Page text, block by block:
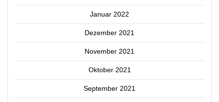
Januar 2022
Dezember 2021
November 2021
Oktober 2021
September 2021